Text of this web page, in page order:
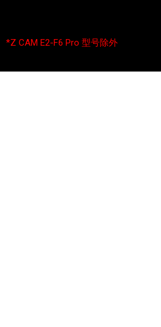
*Z CAM E2-F6 Pro 型号除外